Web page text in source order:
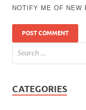
NOTIFY ME OF NEW
CATEGORIES